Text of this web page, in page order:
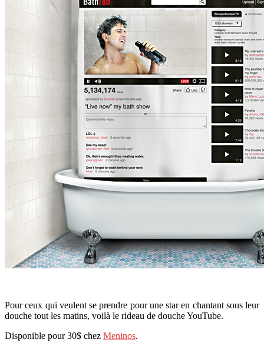
Pour ceux qui veulent se prendre pour une star en chantant sous leur
douche tout les matins, voilà le rideau de douche YouTube.
Disponible pour 30$ chez Meninos.